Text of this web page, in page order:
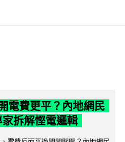
電費更平？內地網民
拆解慳電邏輯